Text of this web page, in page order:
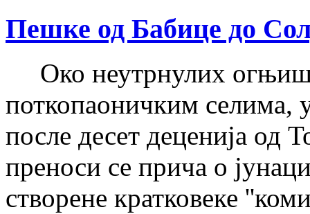
Пешке од Бабице до
Око неутрнулих
поткопаоничким селима,
после десет деценија од
преноси се прича о
створене кратковеке